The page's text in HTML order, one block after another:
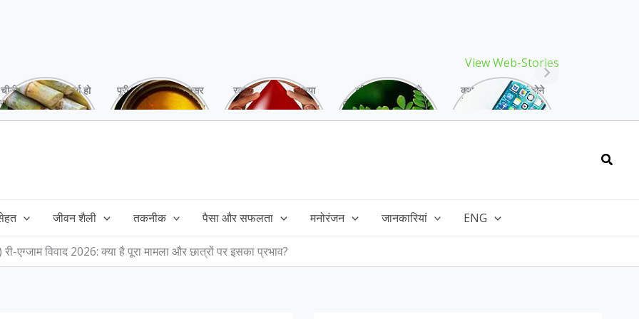
View Web-Stories
चीनी को कर दें ना, वर्ना हो
सकता है बहुत बड़ा नुक्सान
पूरी बनाने के बाद, अक्सर
तेल बच जाता है,ऐसे में
रक्तदान है ‘महादान’ क्या
आपने करवाया, स्वस्थ
गर्मियों में मिलने वाले
drumstick गुणों की खान
क्या storage full होने
के बाद मोबाइल हो रहा है
जीवन शैली तकनीक पैसा और सफलता मनोरंजन जानकारियां ENG
विवाद 2026: क्या है पूरा मामला और छात्रों पर इसका प्रभाव?